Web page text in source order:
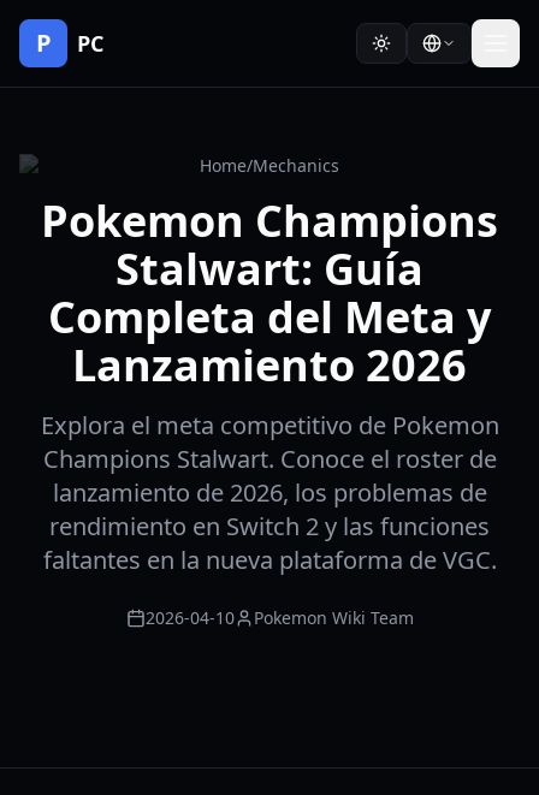
P PC
Home/Mechanics
Pokemon Champions
Stalwart: Guía
Completa del Meta y
Lanzamiento 2026
Explora el meta competitivo de Pokemon
Champions Stalwart. Conoce el roster de
lanzamiento de 2026, los problemas de
rendimiento en Switch 2 y las funciones
faltantes en la nueva plataforma de VGC.
2026-04-10 Pokemon Wiki Team